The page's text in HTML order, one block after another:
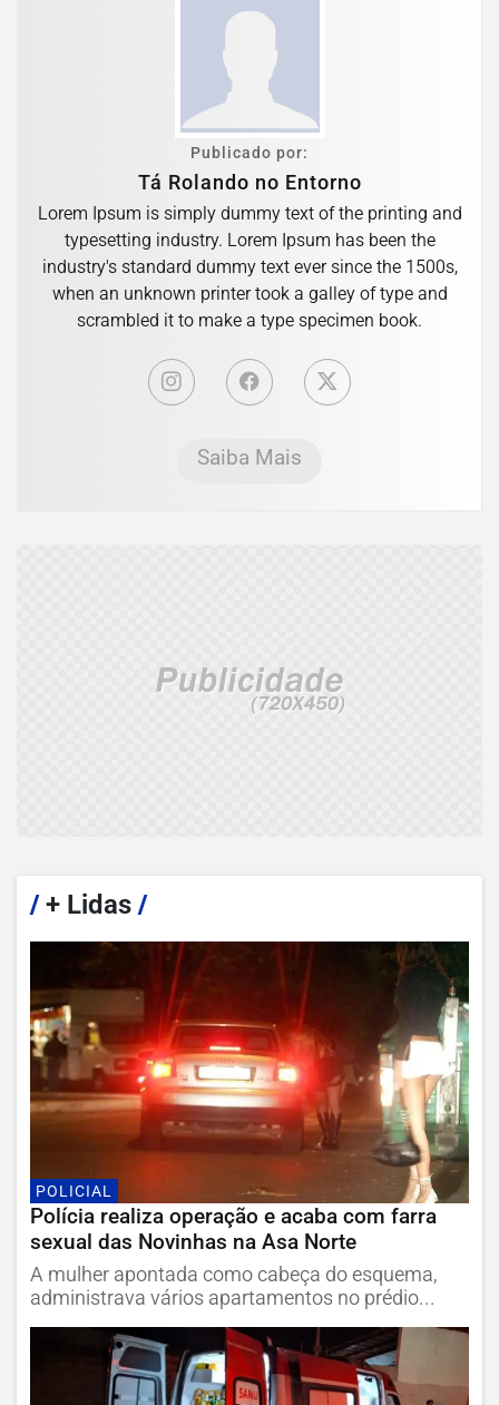
Publicado por:
Tá Rolando no Entorno
Lorem Ipsum is simply dummy text of the printing and
typesetting industry. Lorem Ipsum has been the
industry's standard dummy text ever since the 1500s,
when an unknown printer took a galley of type and
scrambled it to make a type specimen book.
Saiba Mais
/+ Lidas /
POLICIAL
Polícia realiza operação e acaba com farra
sexual das Novinhas na Asa Norte
A mulher apontada como cabeça do esquema,
administrava vários apartamentos no prédio...